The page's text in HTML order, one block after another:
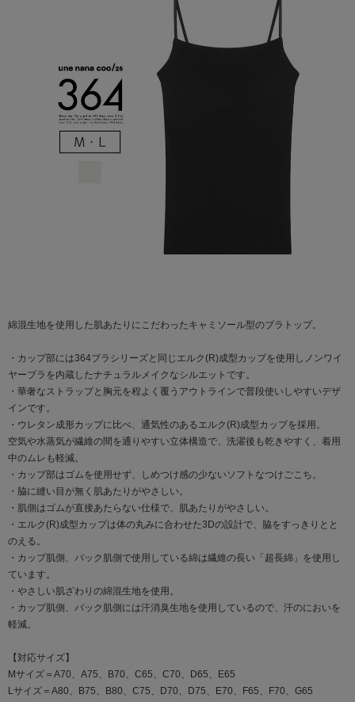
綿混生地を使用した肌あたりにこだわったキャミソール型のブラトップ。
・カップ部には364ブラシリーズと同じエルク(R)成型カップを使用しノンワイ
ヤーブラを内蔵したナチュラルメイクなシルエットです。
・華奢なストラップと胸元を程よく覆うアウトラインで普段使いしやすいデザ
インです。
・ウレタン成形カップに比べ、通気性のあるエルク(R)成型カップを採用。
空気や水蒸気が繊維の間を通りやすい立体構造で、洗濯後も乾きやすく、着用
中のムレも軽減。
・カップ部はゴムを使用せず、しめつけ感の少ないソフトなつけごこち。
・脇に縫い目が無く肌あたりがやさしい。
・肌側はゴムが直接あたらない仕様で、肌あたりがやさしい。
・エルク(R)成型カップは体の丸みに合わせた3Dの設計で、脇をすっきりとと
のえる。
・カップ肌側、バック肌側で使用している綿は繊維の長い「超長綿」を使用し
ています。
・やさしい肌ざわりの綿混生地を使用。
・カップ肌側、バック肌側には汗消臭生地を使用しているので、汗のにおいを
軽減。
【対応サイズ】
Mサイズ＝A70、A75、B70、C65、C70、D65、E65
Lサイズ＝A80、B75、B80、C75、D70、D75、E70、F65、F70、G65